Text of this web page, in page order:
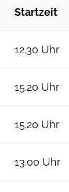
Startzeit
12.30 Uhr
15.20 Uhr
15.20 Uhr
13.00 Uhr